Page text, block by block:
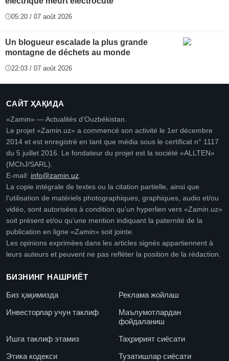
05:20 / 07 août 2026
Un blogueur escalade la plus grande
montagne de déchets au monde
22:03 / 07 août 2026
САЙТ ҲАҚИДА
«Zamin» — Actualités d’Ouzbékistan.
Le projet «Zamin.uz» a commencé son activité le 1er décembre
2014 et est enregistré en tant que média sous le certificat n° 1117
du 5 juillet 2016. Le fondateur du projet est la société «ALLTEN»
(MChJ/SARL).
E-mail: info@zamin.uz
La copie intégrale de textes ou la citation partielle, ainsi que
l’utilisation de matériels photographiques, graphiques, audio et/ou
vidéo, sont autorisées à condition qu’un hyperlien vers «Zamin.uz»
soit présent et/ou qu’une mention indiquant la paternité de la
publication en ligne «Zamin» soit jointe.
Les opinions exprimées dans les articles signés appartiennent à
leurs auteurs et peuvent ne pas refléter la position de la rédaction.
БИЗНИНГ НАШРИЁТ
Биз ҳақимизда
Реклама жойлаш
Инвесторлар учун таклиф
Маълумотлардан
фойдаланиш
Ишга таклиф этамиз
Таҳририят сиёсати
Этика кодекси
Тузатишлар сиёсати